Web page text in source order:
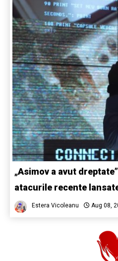
„Asimov a avut
atacurile recente
Estera Vicoleanu Aug 08,